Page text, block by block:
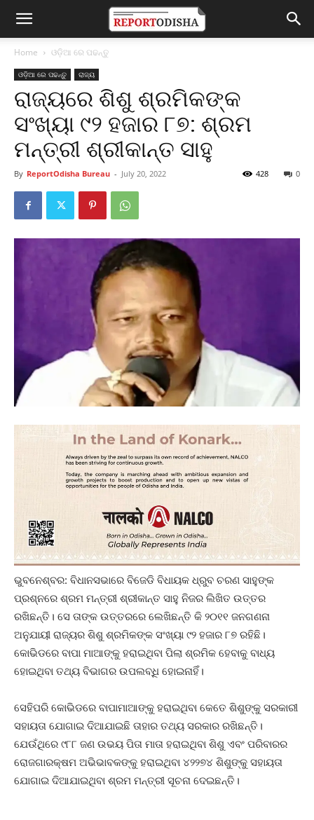
Home ଓଡ଼ିଆ ରେ ପଢନ୍ତୁ
ଓଡ଼ିଆ ରେ ପଢନ୍ତୁ ରାଜ୍ୟ
ରାଜ୍ୟରେ ଶିଶୁ ଶ୍ରମିକଙ୍କ
ସଂଖ୍ୟା ୯୨ ହଜାର ୮୭: ଶ୍ରମ
ମନ୍ତ୍ରୀ ଶ୍ରୀକାନ୍ତ ସାହୁ
By ReportOdisha Bureau - July 20, 2022 0
428
ଭୁବନେଶ୍ବର: ବିଧାନସଭାରେ ବିଜେଡି ବିଧାୟକ ଧ୍ରୁବ ଚରଣ ସାହୁଙ୍କ
ପ୍ରଶ୍ନରେ ଶ୍ରମ ମନ୍ତ୍ରୀ ଶ୍ରୀକାନ୍ତ ସାହୁ ନିଜର ଲିଖିତ ଉତ୍ତର
ରଖିଛନ୍ତି। ସେ ତାଙ୍କ ଉତ୍ତରରେ ଲେଖିଛନ୍ତି କି ୨୦୧୧ ଜନଗଣନା
ଅନୁଯାୟୀ ରାଜ୍ୟର ଶିଶୁ ଶ୍ରମିକଙ୍କ ସଂଖ୍ୟା ୯୨ ହଜାର ୮୭ ରହିଛି।
କୋଭିଡରେ ବାପା ମାଆଙ୍କୁ ହରାଇଥିବା ପିଲା ଶ୍ରମିକ ହେବାକୁ ବାଧ୍ୟ
ହୋଇଥିବା ତଥ୍ୟ ବିଭାଗର ଉପଲବ୍ଧି ହୋଇନାହିଁ।
ସେହିପରି କୋଭିଡରେ ବାପାମାଆଙ୍କୁ ହରାଇଥିବା କେତେ ଶିଶୁଙ୍କୁ ସରକାରୀ
ସହାୟତା ଯୋଗାଇ ଦିଆଯାଇଛି ତାହାର ତଥ୍ୟ ସରକାର ରଖିଛନ୍ତି।
ଯେଉଁଥିରେ ୯୮୮ ଜଣ ଉଭୟ ପିତା ମାତା ହରାଇଥିବା ଶିଶୁ ଏବଂ ପରିବାରର
ରୋଜଗାରକ୍ଷମ ଅଭିଭାବକଙ୍କୁ ହରାଇଥିବା ୪୨୨୭୪ ଶିଶୁଙ୍କୁ ସହାୟତା
ଯୋଗାଇ ଦିଆଯାଇଥିବା ଶ୍ରମ ମନ୍ତ୍ରୀ ସୂଚନା ଦେଇଛନ୍ତି।